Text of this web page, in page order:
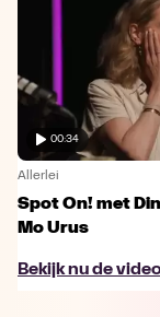
00:34
Allerlei
Spot On! met
Mo Urus
Bekijk nu de